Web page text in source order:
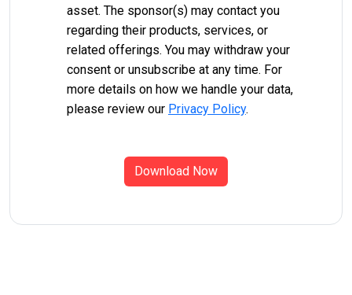
asset. The sponsor(s) may contact you
regarding their products, services, or
related offerings. You may withdraw your
consent or unsubscribe at any time. For
more details on how we handle your data,
please review our Privacy Policy.
Download Now